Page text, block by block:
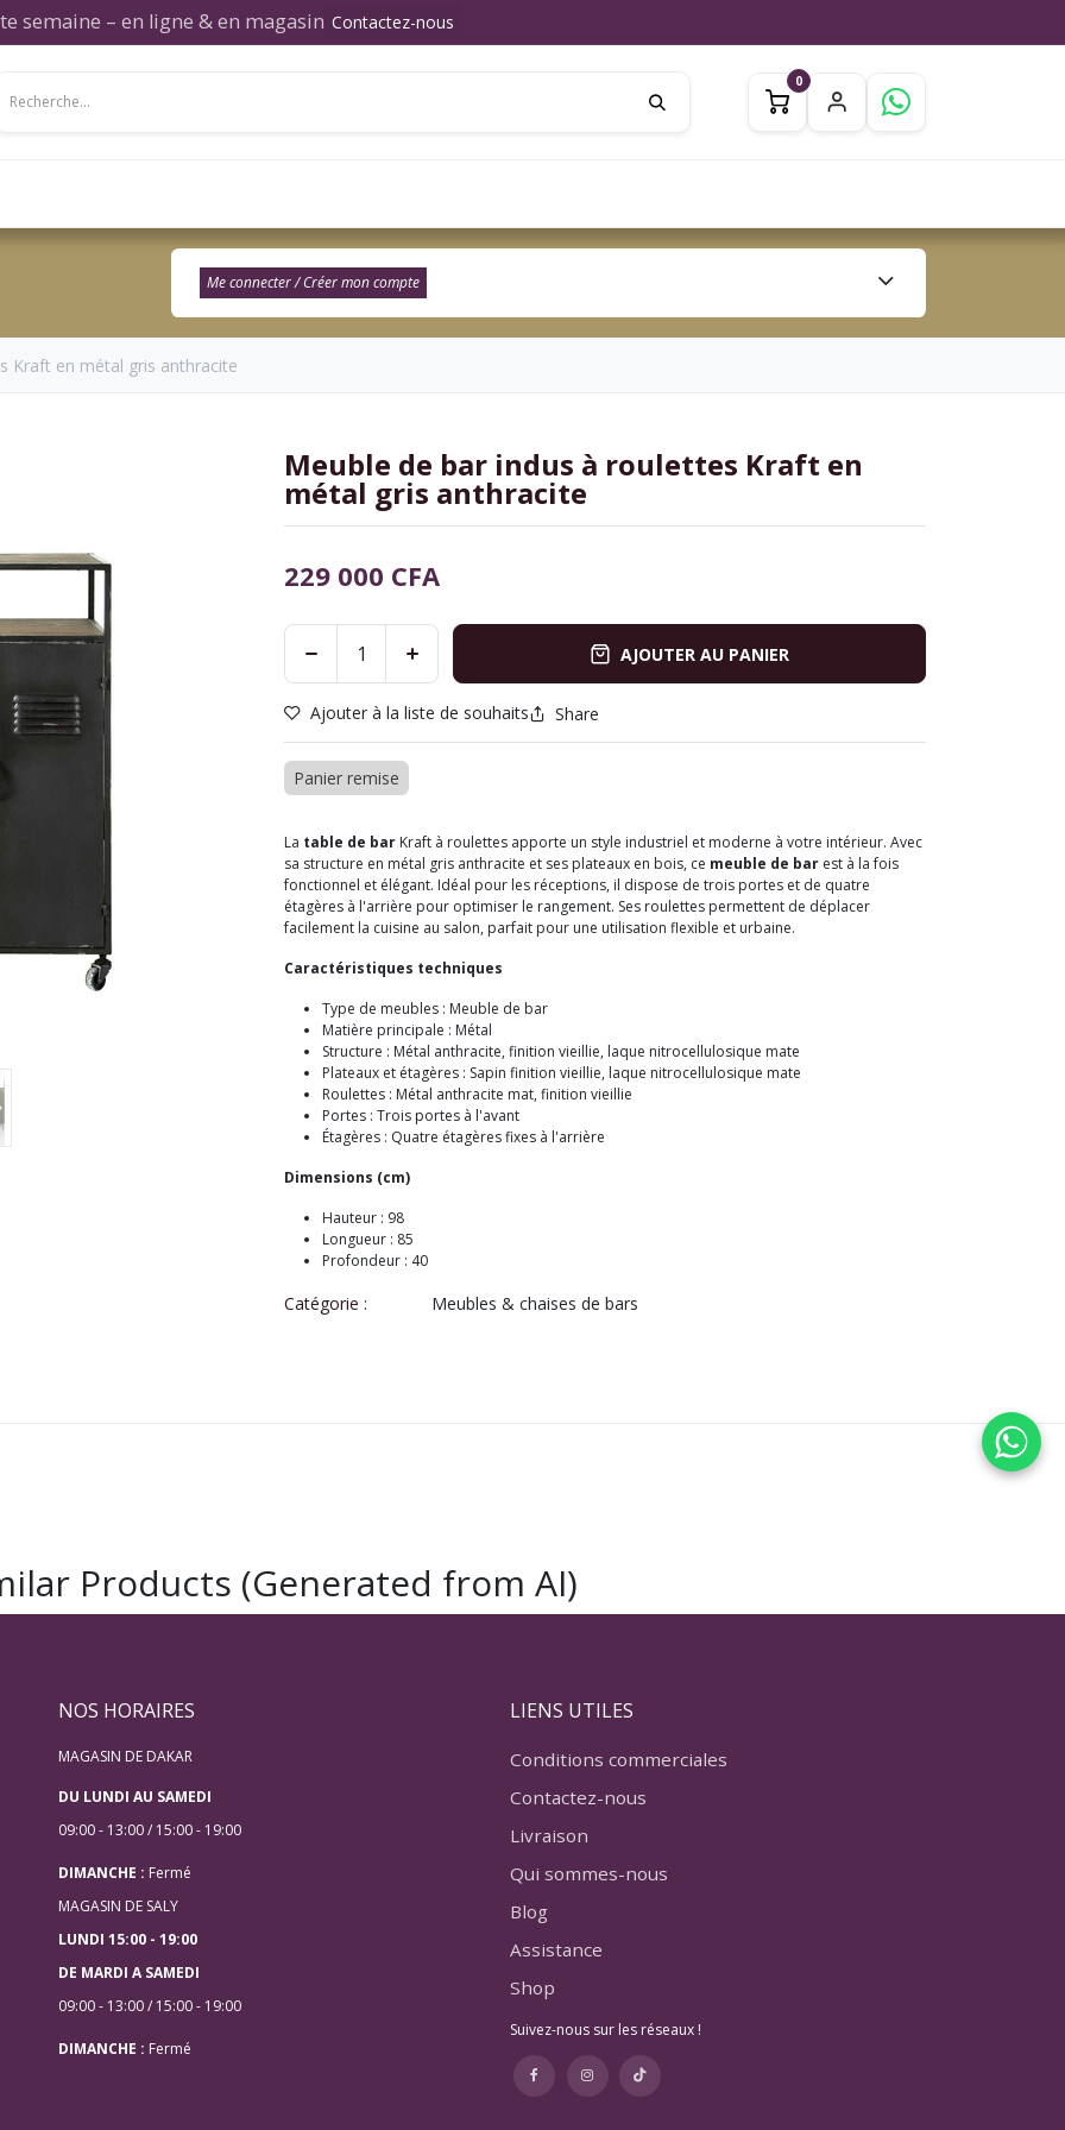
semaine – en ligne & en magasin Contactez-nous
0
Me connecter / Créer mon compte​
Kraft en métal gris anthracite
Meuble de bar indus à roulettes Kraft en
métal gris anthracite
229 000 CFA
AJOUTER AU PANIER
Ajouter à la liste de souhaits Share
Panier remise
La table de bar Kraft à roulettes apporte un style industriel et moderne à votre intérieur. Avec
sa structure en métal gris anthracite et ses plateaux en bois, ce meuble de bar est à la fois
fonctionnel et élégant. Idéal pour les réceptions, il dispose de trois portes et de quatre
étagères à l'arrière pour optimiser le rangement. Ses roulettes permettent de déplacer
facilement la cuisine au salon, parfait pour une utilisation flexible et urbaine.
Caractéristiques techniques
Type de meubles : Meuble de bar
Matière principale : Métal
Structure : Métal anthracite, finition vieillie, laque nitrocellulosique mate
Plateaux et étagères : Sapin finition vieillie, laque nitrocellulosique mate
Roulettes : Métal anthracite mat, finition vieillie
Portes : Trois portes à l'avant
Étagères : Quatre étagères fixes à l'arrière
Dimensions (cm)
Hauteur : 98
Longueur : 85
Profondeur : 40
Catégorie : Meubles & chaises de bars
Products (Generated from AI)
NOS HORAIRES
MAGASIN DE DAKAR
DU LUNDI AU SAMEDI
09:00 - 13:00 / 15:00 - 19:00
DIMANCHE : Fermé
MAGASIN DE SALY
LUNDI 15:00 - 19:00
DE MARDI A SAMEDI
09:00 - 13:00 / 15:00 - 19:00
DIMANCHE : Fermé
LIENS UTILES
Conditions commerciales
Contactez-nous
Livraison
Qui sommes-nous
Blog
Assistance
Shop
Suivez-nous sur les réseaux !